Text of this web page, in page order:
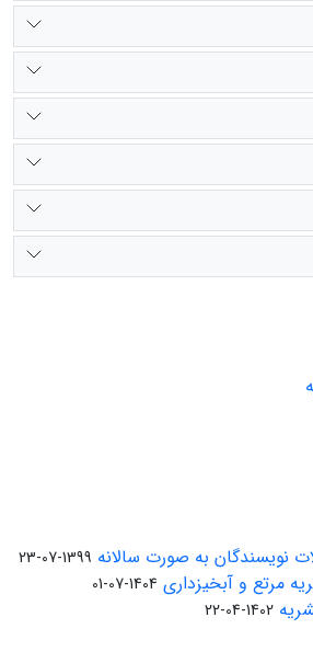
نویسندگان به صورت سالانه 1399-07-23
مرتع و آبخیزداری 1404-07-01
1402-04-22